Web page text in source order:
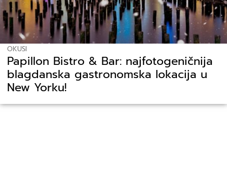
OKUSI
Papillon Bistro & Bar: najfotogeničnija
blagdanska gastronomska lokacija u
New Yorku!